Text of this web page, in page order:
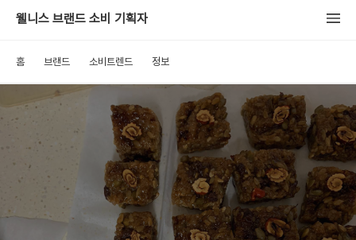
웰니스 브랜드 소비 기획자
홈 브랜드 소비트렌드 정보